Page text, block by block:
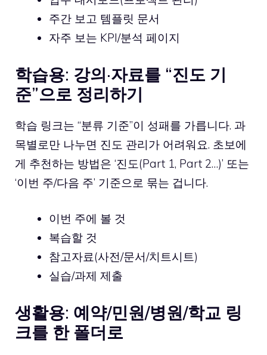
주간 보고 템플릿 문서
자주 보는 KPI/분석 페이지
학습용: 강의·자료를 “진도 기
준”으로 정리하기
학습 링크는 “분류 기준”이 성패를 가릅니다. 과
목별로만 나누면 진도 관리가 어려워요. 초보에
게 추천하는 방법은 ‘진도(Part 1, Part 2…)’ 또는
‘이번 주/다음 주’ 기준으로 묶는 겁니다.
이번 주에 볼 것
복습할 것
참고자료(사전/문서/치트시트)
실습/과제 제출
생활용: 예약/민원/병원/학교 링
크를 한 폴더로